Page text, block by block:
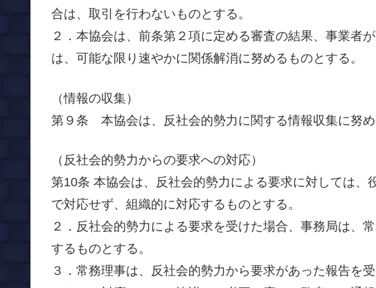
合は、取引を行わないものとする。
２．本協会は、前条第２項に定める審査の結果、事業者
は、可能な限り速やかに関係解消に努めるものとする。
（情報の収集）
第９条 本協会は、反社会的勢力に関する情報収集に努め
（反社会的勢力からの要求への対応）
第10条 本協会は、反社会的勢力による要求に対しては、
で対応せず、組織的に対応するものとする。
２．反社会的勢力による要求を受けた場合、事務局は、
するものとする。
３．常務理事は、反社会的勢力から要求があった報告を